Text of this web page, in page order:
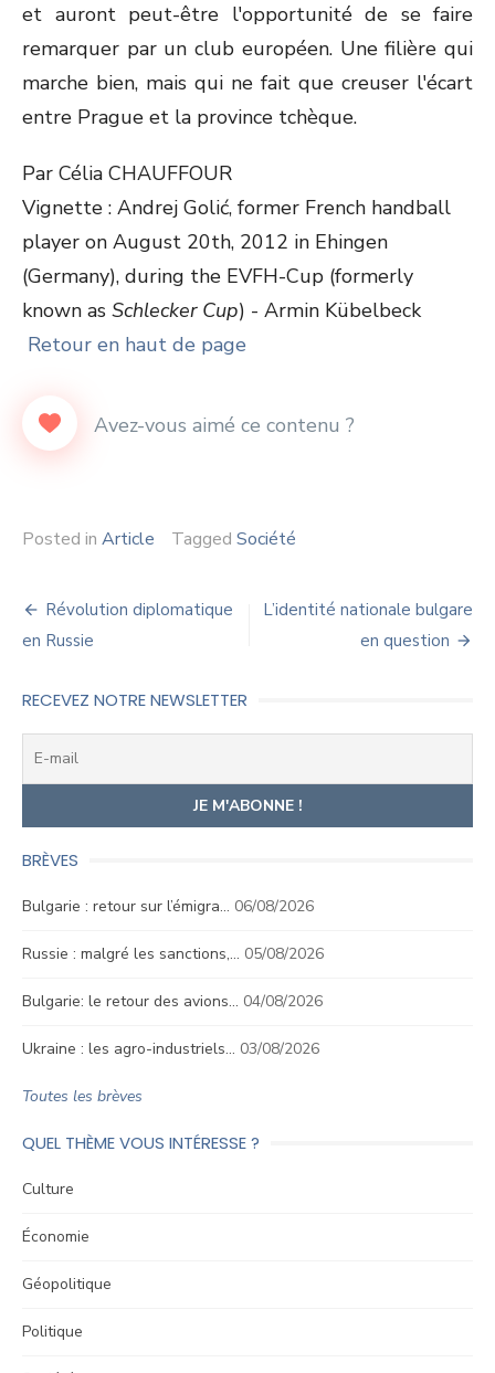
et auront peut-être l'opportunité de se faire
remarquer par un club européen. Une filière qui
marche bien, mais qui ne fait que creuser l'écart
entre Prague et la province tchèque.
Par Célia CHAUFFOUR
Vignette : Andrej Golić, former French handball
player on August 20th, 2012 in Ehingen
(Germany), during the EVFH-Cup (formerly
known as Schlecker Cup) - Armin Kübelbeck
Retour en haut de page
Posted in Article Tagged Société
Navigation
de
l’article
Révolution diplomatique
en Russie
L’identité nationale bulgare
en question
RECEVEZ NOTRE NEWSLETTER
BRÈVES
Bulgarie : retour sur l’émigra… 06/08/2026
Russie : malgré les sanctions,… 05/08/2026
Bulgarie: le retour des avions… 04/08/2026
Ukraine : les agro-industriels… 03/08/2026
Toutes les brèves
QUEL THÈME VOUS INTÉRESSE ?
Culture
Économie
Géopolitique
Politique